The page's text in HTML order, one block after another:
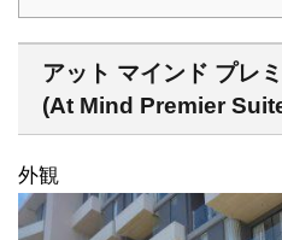
アット マインド プレ
(At Mind Premier
外観